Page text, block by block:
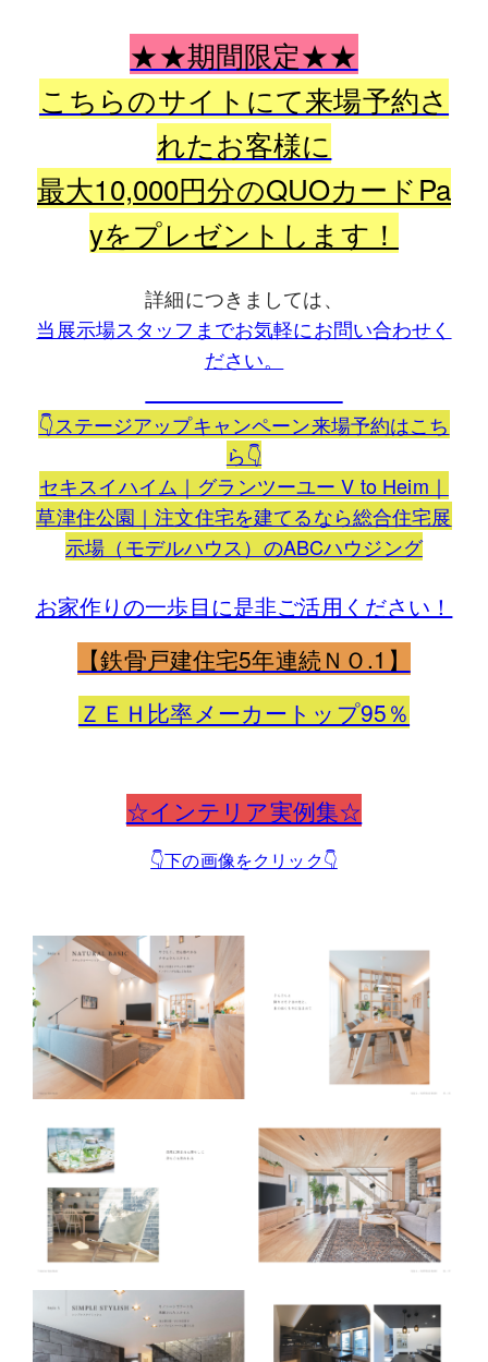
★★期間限定★★
こちらのサイトにて来場予約さ
れたお客様に
最大10,000円分のQUOカードPa
yをプレゼントします！
詳細につきましては、
当展示場スタッフまでお気軽にお問い合わせく
ださい。
👇ステージアップキャンペーン来場予約はこち
ら👇
セキスイハイム｜グランツーユー V to Heim｜
草津住公園｜注文住宅を建てるなら総合住宅展
示場（モデルハウス）のABCハウジング
お家作りの一歩目に是非ご活用ください！
【鉄骨戸建住宅5年連続ＮＯ.1】
ＺＥＨ比率メーカートップ95％
☆インテリア実例集☆
👇下の画像をクリック👇